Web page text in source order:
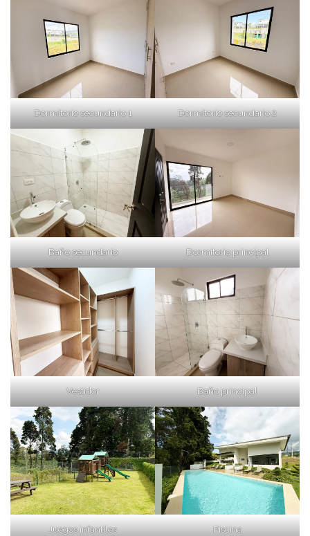
Dormitorio secundario 1 Dormitorio secundario 2
Baño secundario Dormitorio principal
Vestidor Baño principal
Juegos infantiles Piscina